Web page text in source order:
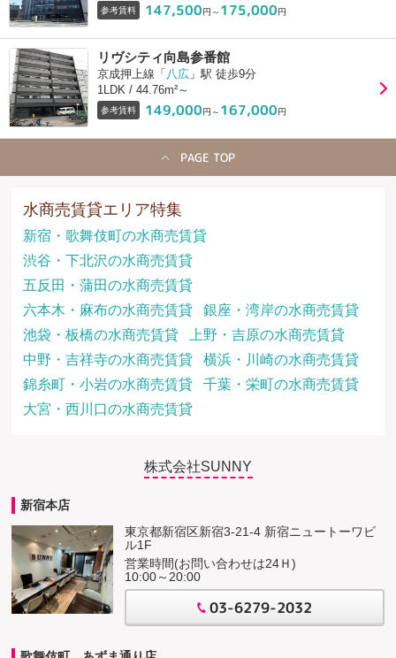
参考賃料 147,500円～ 175,000円
リヴシティ向島参番館
京成押上線「 八広 」駅 徒歩9分
1LDK / 44.76m²～
参考賃料 149,000円～ 167,000円
PAGE TOP
水商売賃貸エリア特集
新宿・歌舞伎町の水商売賃貸
渋谷・下北沢の水商売賃貸
五反田・蒲田の水商売賃貸
六本木・麻布の水商売賃貸
銀座・湾岸の水商売賃貸
池袋・板橋の水商売賃貸
上野・吉原の水商売賃貸
中野・吉祥寺の水商売賃貸
横浜・川崎の水商売賃貸
錦糸町・小岩の水商売賃貸
千葉・栄町の水商売賃貸
大宮・西川口の水商売賃貸
株式会社SUNNY
新宿本店
東京都新宿区新宿3-21-4 新宿ニュートーワビ
ル1F
営業時間(お問い合わせは24Ｈ)
10:00～20:00
03-6279-2032